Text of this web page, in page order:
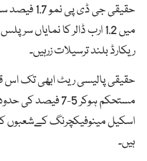
حقیقی جی ڈی
میں 1.2 ارب ڈالر کا نمایاں
ریکارڈ بلند ترسیلات زرہیں۔
حقیقی پالیسی ریٹ ابھی تک اس
مستحکم ہوکر 5-7
اسکیل مینوفیکچرنگ کےشعبوں
ہیں۔